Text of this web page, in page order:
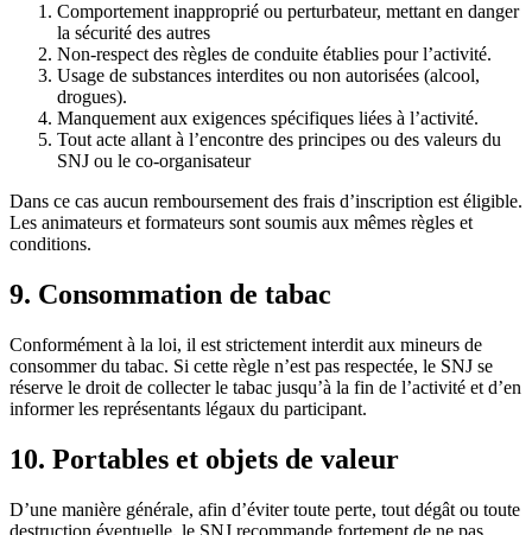
Comportement inapproprié ou perturbateur, mettant en danger
la sécurité des autres
Non-respect des règles de conduite établies pour l’activité.
Usage de substances interdites ou non autorisées (alcool,
drogues).
Manquement aux exigences spécifiques liées à l’activité.
Tout acte allant à l’encontre des principes ou des valeurs du
SNJ ou le co-organisateur
Dans ce cas aucun remboursement des frais d’inscription est éligible.
Les animateurs et formateurs sont soumis aux mêmes règles et
conditions.
9. Consommation de tabac
Conformément à la loi, il est strictement interdit aux mineurs de
consommer du tabac. Si cette règle n’est pas respectée, le SNJ se
réserve le droit de collecter le tabac jusqu’à la fin de l’activité et d’en
informer les représentants légaux du participant.
10. Portables et objets de valeur
D’une manière générale, afin d’éviter toute perte, tout dégât ou toute
destruction éventuelle, le SNJ recommande fortement de ne pas